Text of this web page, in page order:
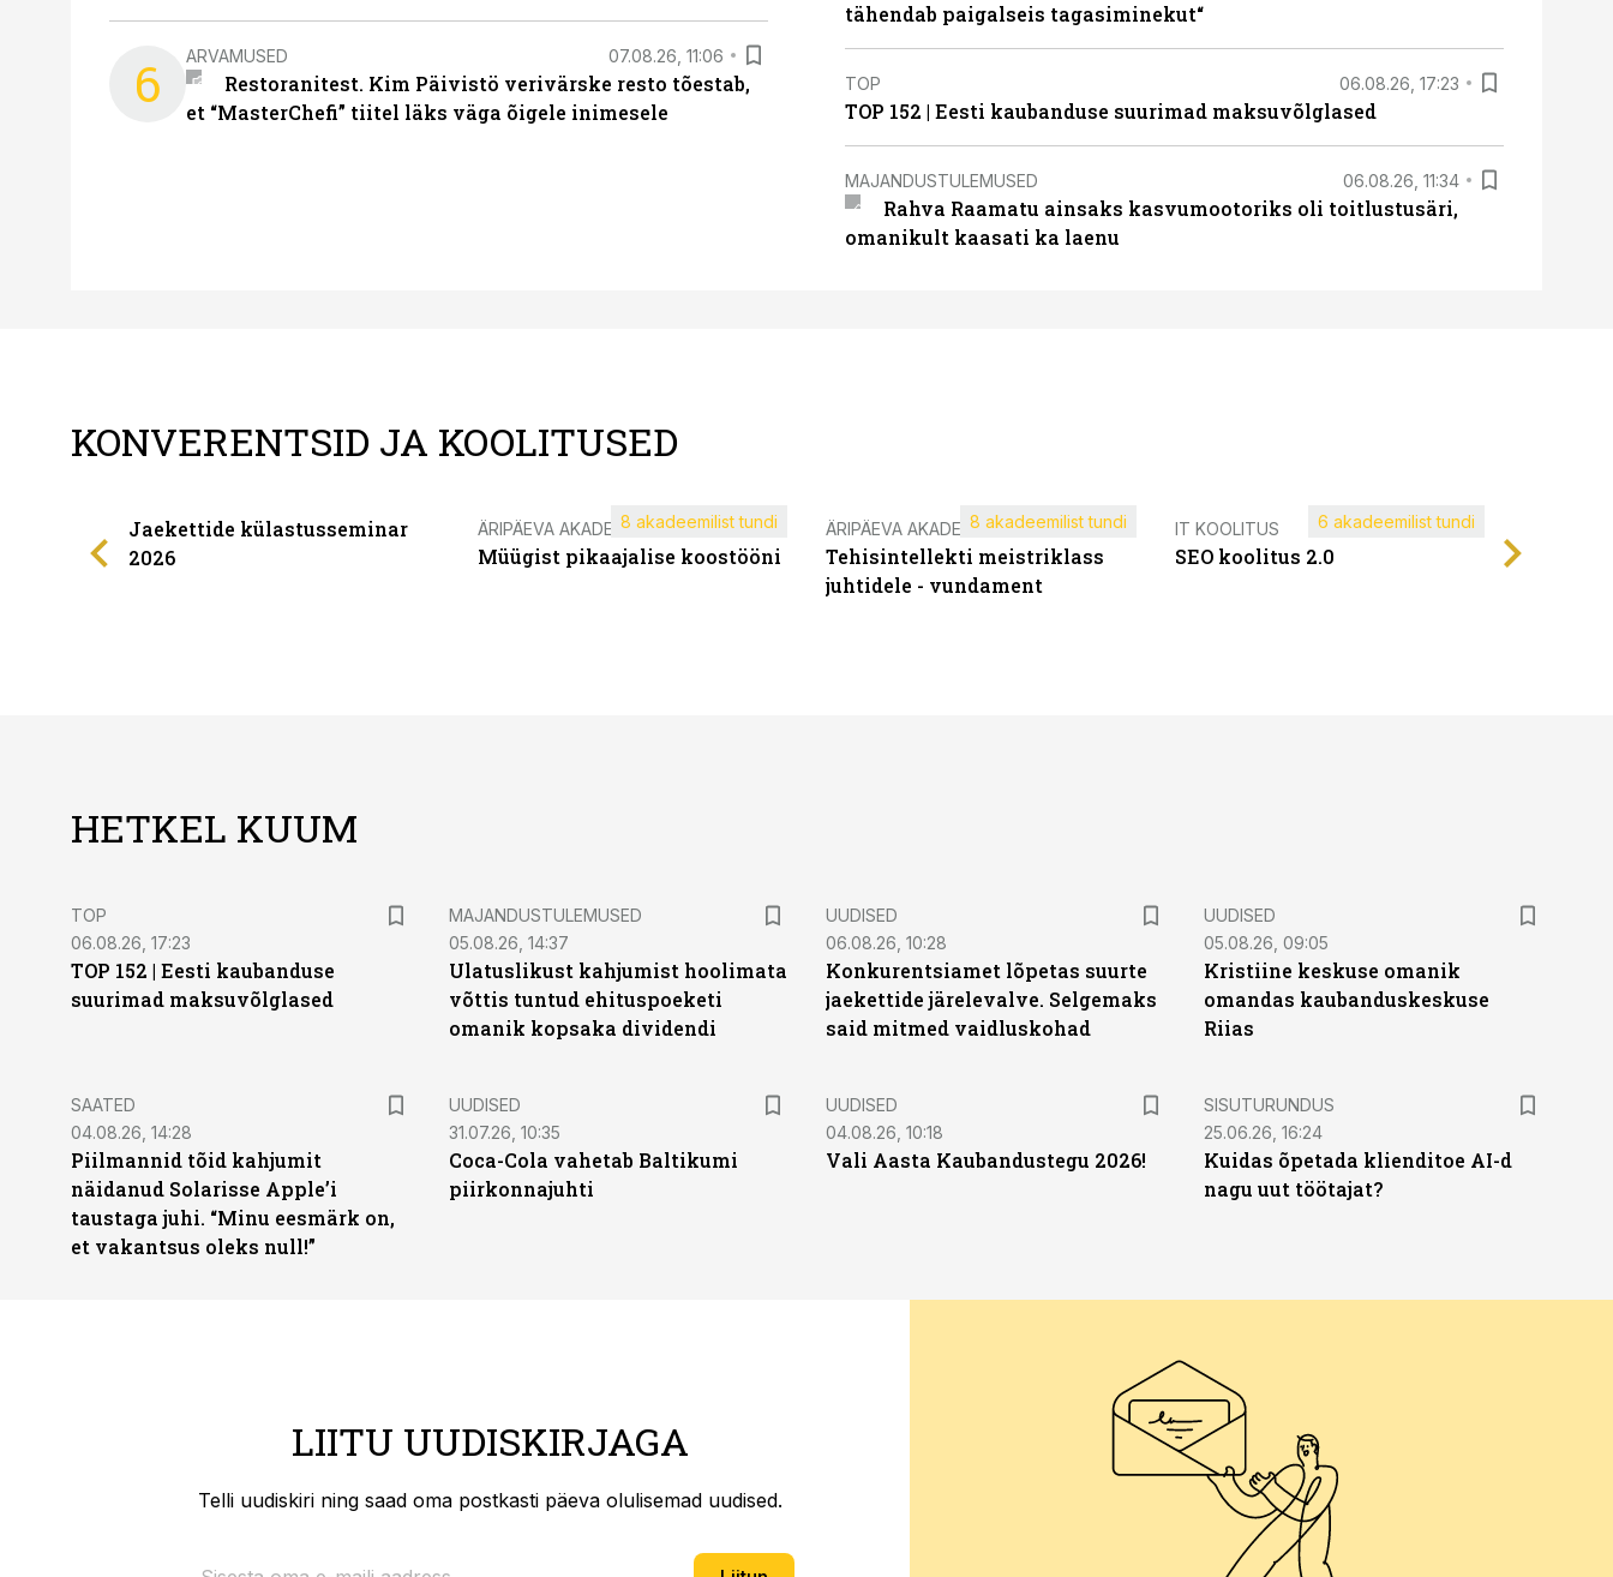
6 ARVAMUSED 07.08.26, 11:06
Restoranitest. Kim Päivistö verivärske resto tõestab,
et “MasterChefi” tiitel läks väga õigele inimesele
tähendab paigalseis tagasiminekut“
TOP 06.08.26, 17:23
TOP 152 | Eesti kaubanduse suurimad maksuvõlglased
MAJANDUSTULEMUSED 06.08.26, 11:34
Rahva Raamatu ainsaks kasvumootoriks oli toitlustusäri,
omanikult kaasati ka laenu
KONVERENTSID JA KOOLITUSED
Jaekettide külastusseminar
2026
ÄRIPÄEVA AKADEEMIA
Müügist pikaajalise koostööni
8 akadeemilist tundi ÄRIPÄEVA AKADEEMIA
Tehisintellekti meistriklass
juhtidele - vundament
8 akadeemilist tundi IT KOOLITUS
SEO koolitus 2.0
6 akadeemilist tundi
HETKEL KUUM
TOP
06.08.26, 17:23
TOP 152 | Eesti kaubanduse
suurimad maksuvõlglased
MAJANDUSTULEMUSED
05.08.26, 14:37
Ulatuslikust kahjumist hoolimata
võttis tuntud ehituspoeketi
omanik kopsaka dividendi
UUDISED
06.08.26, 10:28
Konkurentsiamet lõpetas suurte
jaekettide järelevalve. Selgemaks
said mitmed vaidluskohad
UUDISED
05.08.26, 09:05
Kristiine keskuse omanik
omandas kaubanduskeskuse
Riias
SAATED
04.08.26, 14:28
Piilmannid tõid kahjumit
näidanud Solarisse Apple’i
taustaga juhi. “Minu eesmärk on,
et vakantsus oleks null!”
UUDISED
31.07.26, 10:35
Coca-Cola vahetab Baltikumi
piirkonnajuhti
UUDISED
04.08.26, 10:18
Vali Aasta Kaubandustegu 2026!
ST
SISUTURUNDUS
25.06.26, 16:24
Kuidas õpetada klienditoe AI-d
nagu uut töötajat?
LIITU UUDISKIRJAGA
Telli uudiskiri ning saad oma postkasti päeva olulisemad uudised.